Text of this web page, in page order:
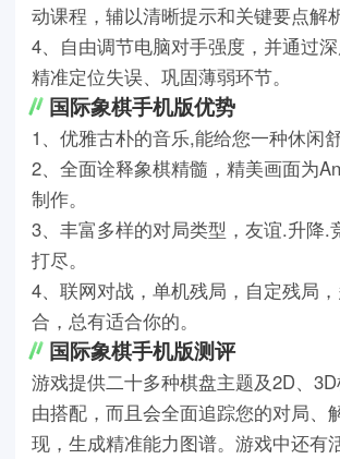
动课程，辅以清晰提示和关键要点解析
4、自由调节电脑对手强度，并通过深
精准定位失误、巩固薄弱环节。
国际象棋手机版优势
1、优雅古朴的音乐,能给您一种休闲
2、全面诠释象棋精髓，精美画面为
制作。
3、丰富多样的对局类型，友谊.升降.
打尽。
4、联网对战，单机残局，自定残局
合，总有适合你的。
国际象棋手机版测评
游戏提供二十多种棋盘主题及2D、
由搭配，而且会全面追踪您的对局、
现，生成精准能力图谱。游戏中还有